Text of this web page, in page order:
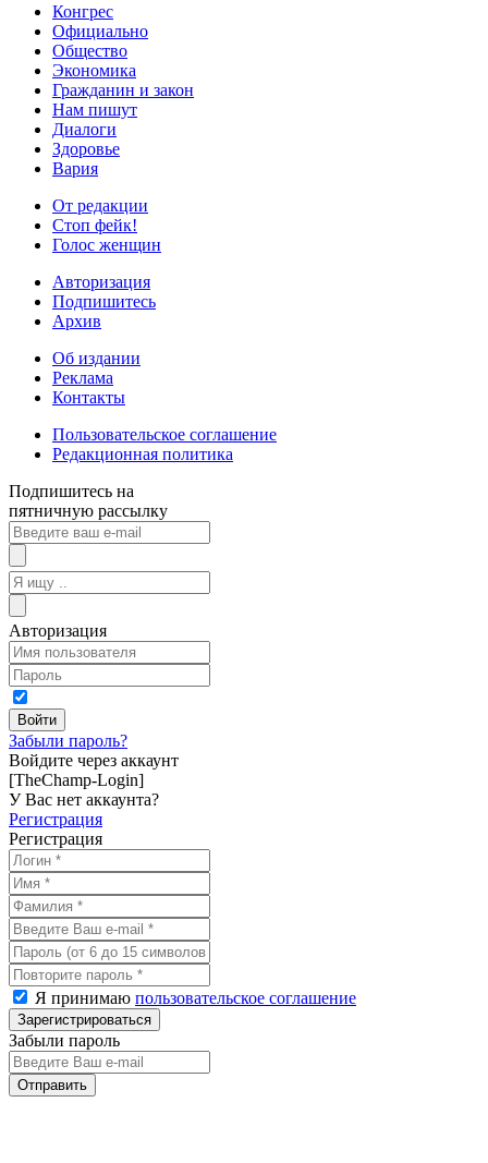
Конгрес
Официально
Общество
Экономика
Гражданин и закон
Нам пишут
Диалоги
Здоровье
Вария
От редакции
Стоп фейк!
Голос женщин
Авторизация
Подпишитесь
Архив
Об издании
Реклама
Контакты
Пользовательское соглашение
Редакционная политика
Подпишитесь на
пятничную рассылку
Авторизация
Забыли пароль?
Войдите через аккаунт
[TheChamp-Login]
У Вас нет аккаунта?
Регистрация
Регистрация
Я принимаю пользовательское соглашение
Забыли пароль